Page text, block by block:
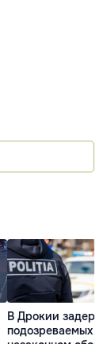
В Дрокии
подозреваемых в